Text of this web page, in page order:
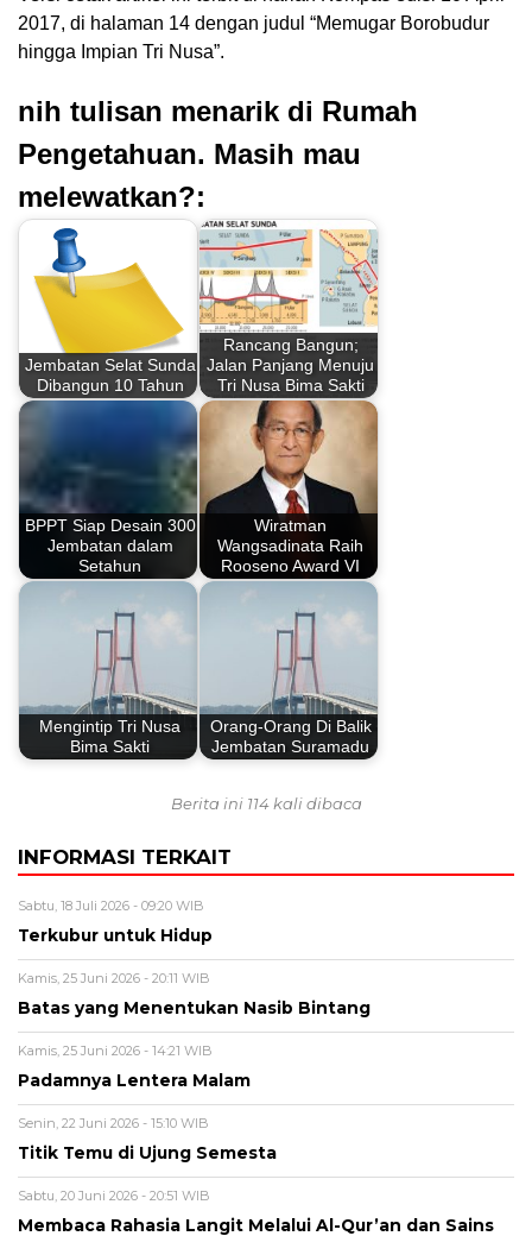
2017, di halaman 14 dengan judul “Memugar Borobudur
hingga Impian Tri Nusa”.
nih tulisan menarik di Rumah
Pengetahuan. Masih mau
melewatkan?:
Jembatan Selat Sunda
Dibangun 10 Tahun
Rancang Bangun;
Jalan Panjang Menuju
Tri Nusa Bima Sakti
BPPT Siap Desain 300
Jembatan dalam
Setahun
Wiratman
Wangsadinata Raih
Rooseno Award VI
Mengintip Tri Nusa
Bima Sakti
Orang-Orang Di Balik
Jembatan Suramadu
Berita ini 114 kali dibaca
INFORMASI TERKAIT
Sabtu, 18 Juli 2026 - 09:20 WIB
Terkubur untuk Hidup
Kamis, 25 Juni 2026 - 20:11 WIB
Batas yang Menentukan Nasib Bintang
Kamis, 25 Juni 2026 - 14:21 WIB
Padamnya Lentera Malam
Senin, 22 Juni 2026 - 15:10 WIB
Titik Temu di Ujung Semesta
Sabtu, 20 Juni 2026 - 20:51 WIB
Membaca Rahasia Langit Melalui Al-Qur’an dan Sains